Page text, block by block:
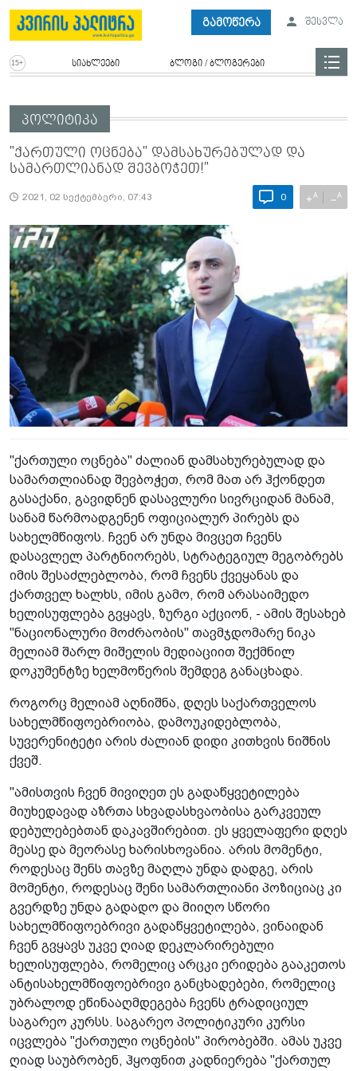
გამოწერა შესვლა
სიახლეები ბლოგი / ბლოგერები
პოლიტიკა
"ქართული ოცნება" დამსახურებულად და
სამართლიანად შევბოჭეთ!"
2021, 02 სექტემბერი, 07:43 0 +A −A
"ქართული ოცნება" ძალიან დამსახურებულად და
სამართლიანად შევბოჭეთ, რომ მათ არ ჰქონდეთ
გასაქანი, გავიდნენ დასავლური სივრციდან მანამ,
სანამ წარმოადგენენ ოფიციალურ პირებს და
სახელმწიფოს. ჩვენ არ უნდა მივცეთ ჩვენს
დასავლელ პარტნიორებს, სტრატეგიულ მეგობრებს
იმის შესაძლებლობა, რომ ჩვენს ქვეყანას და
ქართველ ხალხს, იმის გამო, რომ არასაიმედო
ხელისუფლება გვყავს, ზურგი აქციონ, - ამის შესახებ
"ნაციონალური მოძრაობის" თავმჯდომარე ნიკა
მელიამ შარლ მიშელის მედიაციით შექმნილ
დოკუმენტზე ხელმოწერის შემდეგ განაცხადა.
როგორც მელიამ აღნიშნა, დღეს საქართველოს
სახელმწიფოებრიობა, დამოუკიდებლობა,
სუვერენიტეტი არის ძალიან დიდი კითხვის ნიშნის
ქვეშ.
"ამისთვის ჩვენ მივიღეთ ეს გადაწყვეტილება
მიუხედავად აზრთა სხვადასხვაობისა გარკვეულ
დებულებებთან დაკავშირებით. ეს ყველაფერი დღეს
მეასე და მეორასე ხარისხოვანია. არის მომენტი,
როდესაც შენს თავზე მაღლა უნდა დადგე, არის
მომენტი, როდესაც შენი სამართლიანი პოზიციაც კი
გვერდზე უნდა გადადო და მიიღო სწორი
სახელმწიფოებრივი გადაწყვეტილება, ვინაიდან
ჩვენ გვყავს უკვე ღიად დეკლარირებული
ხელისუფლება, რომელიც არცკი ერიდება გააკეთოს
ანტისახელმწიფოებრივი განცხადებები, რომელიც
უბრალოდ ეწინააღმდეგება ჩვენს ტრადიციულ
საგარეო კურსს. საგარეო პოლიტიკური კურსი
იცვლება "ქართული ოცნების" პირობებში. ამას უკვე
ღიად საუბრობენ, ჰყოფნით კადნიერება "ქართულ